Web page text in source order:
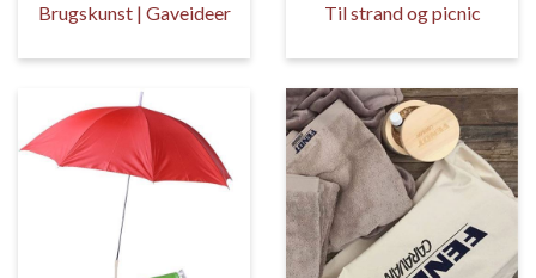
Brugskunst | Gaveideer Til strand og picnic